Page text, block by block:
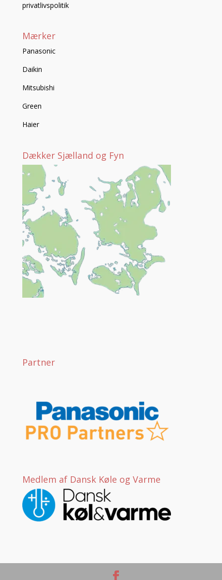
privatlivspolitik
Mærker
Panasonic
Daikin
Mitsubishi
Green
Haier
Dækker Sjælland og Fyn
Partner
Medlem af Dansk Køle og Varme